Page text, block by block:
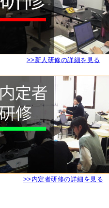
>>新人研修の詳細を見る
>>内定者研修の詳細を見る